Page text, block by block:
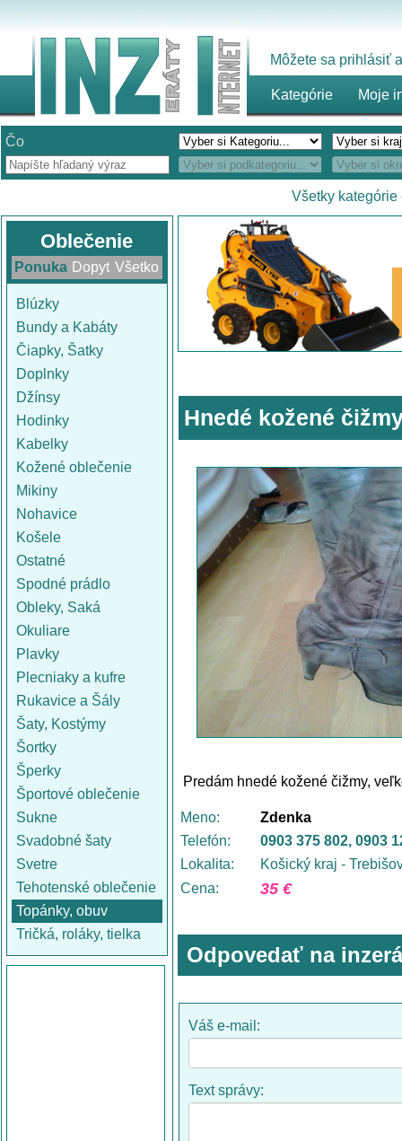
Môžete sa prihlásiť
Kategórie Moje
Čo
Všetky kategórie
Oblečenie
Ponuka Dopyt Všetko
Blúzky
Bundy a Kabáty
Čiapky, Šatky
Doplnky
Džínsy
Hodinky
Kabelky
Kožené oblečenie
Mikiny
Nohavice
Košele
Ostatné
Spodné prádlo
Obleky, Saká
Okuliare
Plavky
Plecniaky a kufre
Rukavice a Šály
Šaty, Kostýmy
Šortky
Šperky
Športové oblečenie
Sukne
Svadobné šaty
Svetre
Tehotenské oblečenie
Topánky, obuv
Tričká, roláky, tielka
Hnedé kožené
Predám hnedé kožené čižmy,
Meno:
Zdenka
Telefón:
0903 375 802, 0903
Lokalita:
Košický kraj -
Cena:
35 €
Odpovedať na
Váš e-mail:
Text správy: